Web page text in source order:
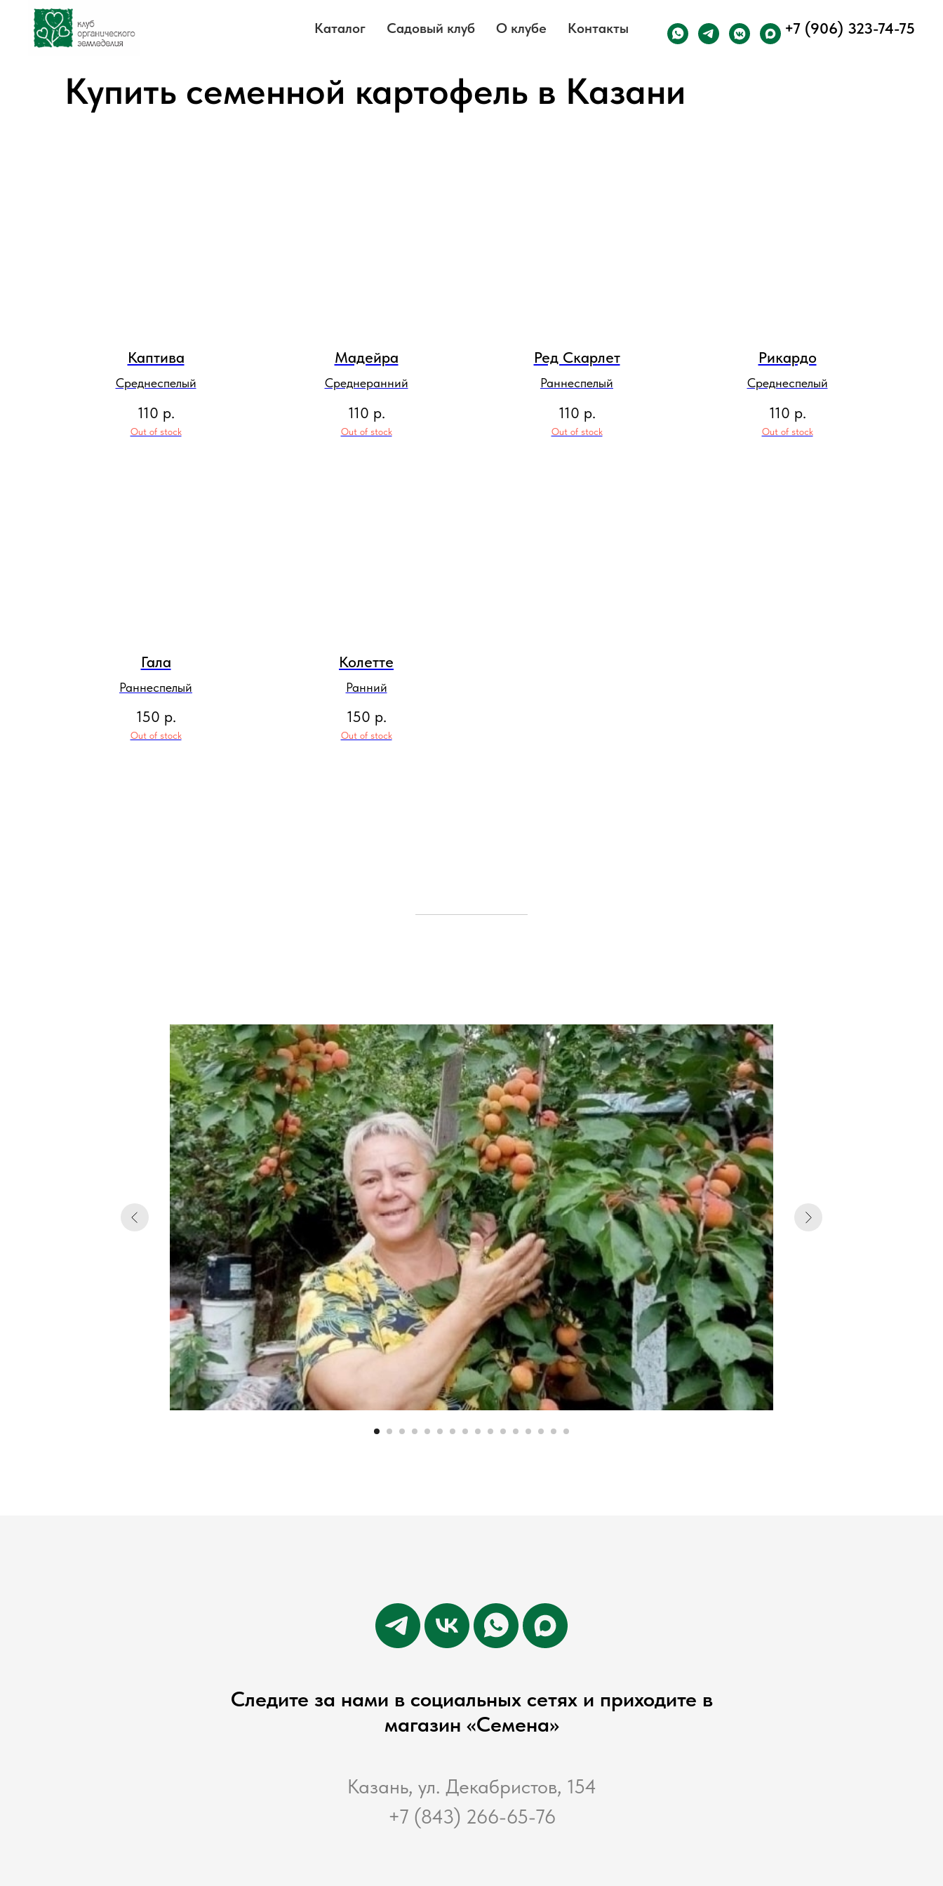
Каталог Садовый клуб О клубе Контакты +7 (906) 323-74-75
Купить семенной картофель в Казани
Каптива
Среднеспелый
110 р.
Out of stock
Мадейра
Среднеранний
110 р.
Out of stock
Ред Скарлет
Раннеспелый
110 р.
Out of stock
Рикардо
Среднеспелый
110 р.
Out of stock
Гала
Раннеспелый
150 р.
Out of stock
Колетте
Ранний
150 р.
Out of stock
Следите за нами в социальных сетях и приходите в
магазин «Семена»
Казань, ул. Декабристов, 154
+7 (843) 266-65-76